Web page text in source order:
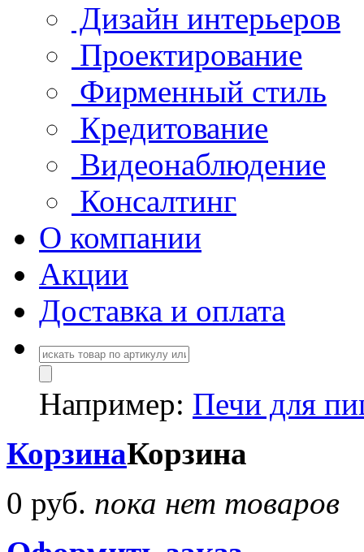
Дизайн интерьеров
Проектирование
Фирменный стиль
Кредитование
Видеонаблюдение
Консалтинг
О компании
Акции
Доставка и оплата
Например: Печи для
КорзинаКорзина
0 руб. пока нет товаров